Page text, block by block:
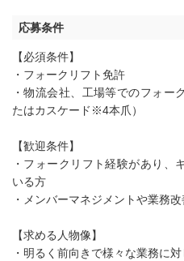
応募条件
【必須条件】
・フォークリフト免許
・物流会社、工場等でのフォー
たはカスケード※4本爪）
【歓迎条件】
・フォークリフト経験があり、
いる方
・メンバーマネジメントや業務
【求める人物像】
・明るく前向きで様々な業務に